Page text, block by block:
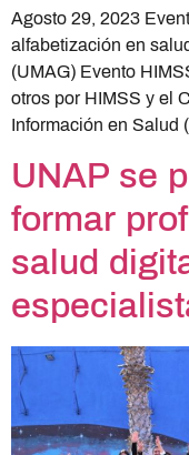
Agosto 29, 2023
alfabetización en
(UMAG) Evento
otros por HIMSS y el
Información en Salud
UNAP se
formar
salud